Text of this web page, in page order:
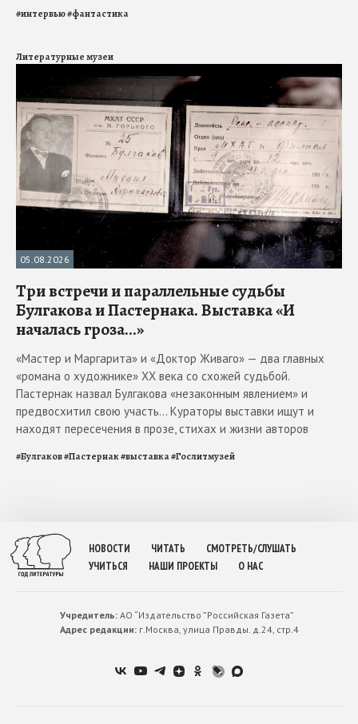
#интервью#фантастика
Литературные музеи
05.08.2026
Три встречи и параллельные судьбы
Булгакова и Пастернака. Выставка «И
началась гроза...»
«Мастер и Маргарита» и «Доктор Живаго» — два главных
«романа о художнике» ХХ века со схожей судьбой.
Пастернак назвал Булгакова «незаконным явлением» и
предвосхитил свою участь... Кураторы выставки ищут и
находят пересечения в прозе, стихах и жизни авторов
#Булгаков#Пастернак#выставка#Гослитмузей
НОВОСТИ ЧИТАТЬ
СМОТРЕТЬ/СЛУШАТЬ
УЧИТЬСЯ
НАШИ ПРОЕКТЫ О НАС
Учредитель:АО “Издательство ”Российская Газета”
Адрес редакции:г.Москва, улица Правды. д.24, стр.4